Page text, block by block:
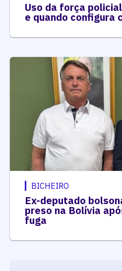
Uso da força
e quando configura
BICHEIRO
Ex-deputado
preso na Bolívia
fuga